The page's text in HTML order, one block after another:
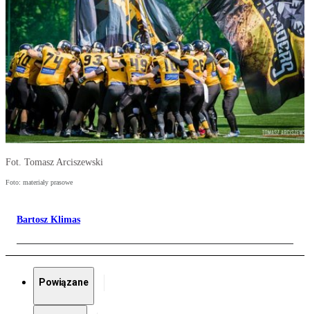
Fot. Tomasz Arciszewski
Foto: materiały prasowe
Bartosz Klimas
Powiązane